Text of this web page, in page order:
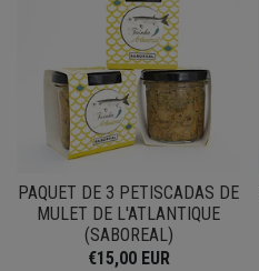
PAQUET DE 3 PETISCADAS DE
MULET DE L'ATLANTIQUE
(SABOREAL)
€15,00 EUR